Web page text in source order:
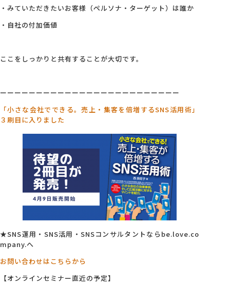
・みていただきたいお客様（ペルソナ・ターゲット）は誰か
・自社の付加価値
ここをしっかりと共有することが大切です。
ーーーーーーーーーーーーーーーーーーーーーーーーー
「小さな会社でできる。売上・集客を倍増するSNS活用術」
３刷目に入りました
★SNS運用・SNS活用・SNSコンサルタントならbe.love.co
mpany.へ
お問い合わせはこちらから
【オンラインセミナー直近の予定】